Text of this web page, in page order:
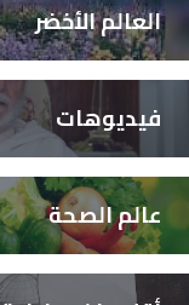
العالم الأخضر
فيديوهات
عالم الصحة